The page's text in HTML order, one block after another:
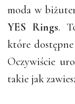
moda w
YES Rings.
które
Oczywiście
takie jak